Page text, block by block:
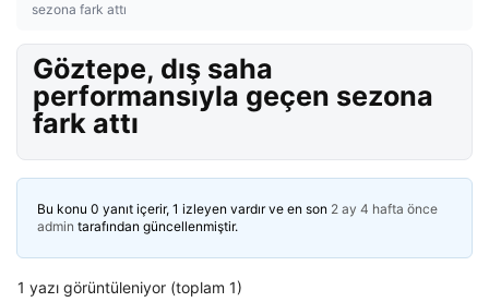
sezona fark attı
Göztepe, dış saha
performansıyla geçen sezona
fark attı
Bu konu 0 yanıt içerir, 1 izleyen vardır ve en son 2 ay 4 hafta önce
admin tarafından güncellenmiştir.
1 yazı görüntüleniyor (toplam 1)